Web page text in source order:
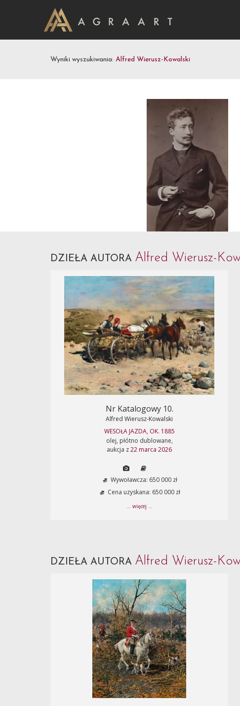
Wyniki wyszukiwania: Alfred Wierusz-Kowalski
DZIEŁA AUTORA Alfred Wierusz-
Nr Katalogowy 10.
Alfred Wierusz-Kowalski
WESOŁA JAZDA, OK. 1885
olej, płótno dublowane,
aukcja z22 marca 2026
Wywoławcza: 650 000 zł
Cena uzyskana: 650 000 zł
... więcej ...
DZIEŁA AUTORA Alfred Wierusz-